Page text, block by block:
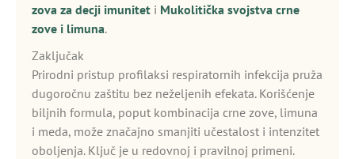
zova za decji imunitet i Mukolitička svojstva crne
zove i limuna.
Zaključak
Prirodni pristup profilaksi respiratornih infekcija pruža
dugoročnu zaštitu bez neželjenih efekata. Korišćenje
biljnih formula, poput kombinacija crne zove, limuna
i meda, može značajno smanjiti učestalost i intenzitet
oboljenja. Ključ je u redovnoj i pravilnoj primeni.